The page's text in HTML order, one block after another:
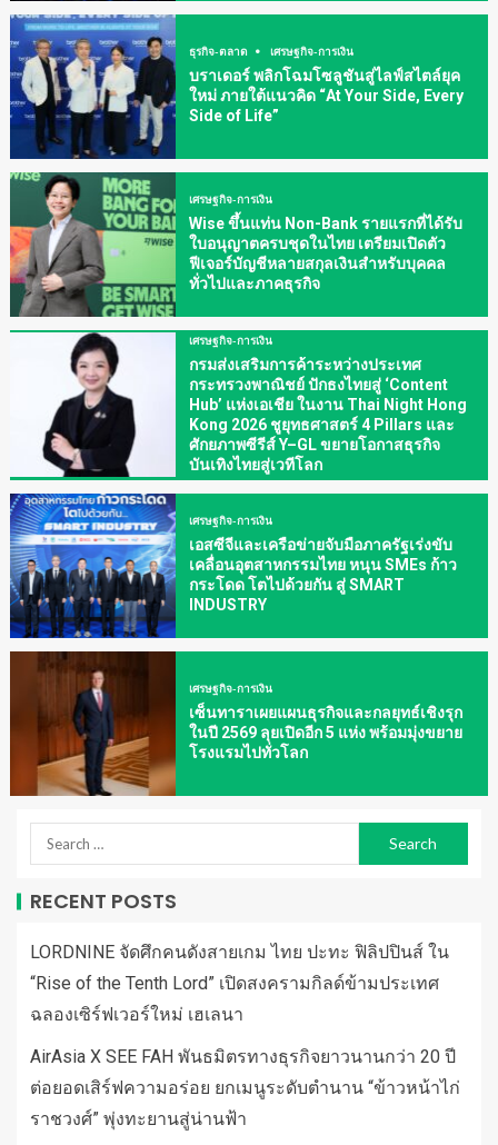
ธุรกิจ-ตลาด เศรษฐกิจ-การเงิน
บราเดอร์ พลิกโฉมโซลูชันสู่ไลฟ์สไตล์ยุค
ใหม่ ภายใต้แนวคิด “At Your Side, Every
Side of Life”
เศรษฐกิจ-การเงิน
Wise ขึ้นแท่น Non-Bank รายแรกที่ได้รับ
ใบอนุญาตครบชุดในไทย เตรียมเปิดตัว
ฟีเจอร์บัญชีหลายสกุลเงินสำหรับบุคคล
ทั่วไปและภาคธุรกิจ
เศรษฐกิจ-การเงิน
กรมส่งเสริมการค้าระหว่างประเทศ
กระทรวงพาณิชย์ ปักธงไทยสู่ ‘Content
Hub’ แห่งเอเชีย ในงาน Thai Night Hong
Kong 2026 ชูยุทธศาสตร์ 4 Pillars และ
ศักยภาพซีรีส์ Y–GL ขยายโอกาสธุรกิจ
บันเทิงไทยสู่เวทีโลก
เศรษฐกิจ-การเงิน
เอสซีจีและเครือข่ายจับมือภาครัฐเร่งขับ
เคลื่อนอุตสาหกรรมไทย หนุน SMEs ก้าว
กระโดด โตไปด้วยกัน สู่ SMART
INDUSTRY
เศรษฐกิจ-การเงิน
เซ็นทาราเผยแผนธุรกิจและกลยุทธ์เชิงรุก
ในปี 2569 ลุยเปิดอีก 5 แห่ง พร้อมมุ่งขยาย
โรงแรมไปทั่วโลก
RECENT POSTS
LORDNINE จัดศึกคนดังสายเกม ไทย ปะทะ ฟิลิปปินส์ ใน
“Rise of the Tenth Lord” เปิดสงครามกิลด์ข้ามประเทศ
ฉลองเซิร์ฟเวอร์ใหม่ เฮเลนา
AirAsia X SEE FAH พันธมิตรทางธุรกิจยาวนานกว่า 20 ปี
ต่อยอดเสิร์ฟความอร่อย ยกเมนูระดับตำนาน “ข้าวหน้าไก่
ราชวงศ์” พุ่งทะยานสู่น่านฟ้า